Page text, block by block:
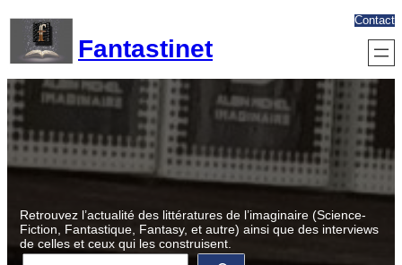
contenu
Fantastinet
Contact
Retrouvez l’actualité des littératures de l’imaginaire (Science-
Fiction, Fantastique, Fantasy, et autre) ainsi que des interviews
de celles et ceux qui les construisent.
R